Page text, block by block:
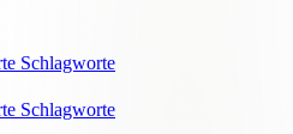
Schlagworte
Schlagworte